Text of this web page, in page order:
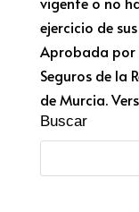
ejercicio de
Aprobada por
Seguros de la
de Murcia.
Buscar